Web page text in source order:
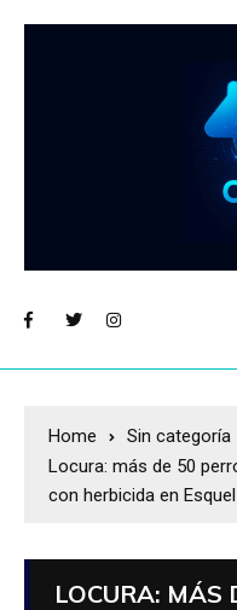
Home
Sin categoría
Locura: más de 50
con herbicida en Esquel
LOCURA: MÁS